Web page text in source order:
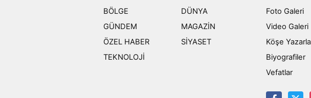
BÖLGE
DÜNYA
GÜNDEM
MAGAZİN
ÖZEL HABER
SİYASET
TEKNOLOJİ
Foto Galeri
Video Galeri
Köşe
Biyografiler
Vefatlar